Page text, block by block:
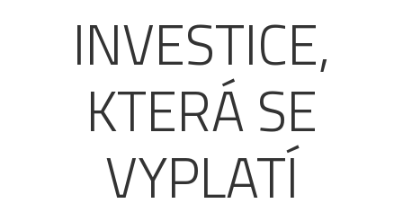
INVESTICE,
KTERÁ SE
VYPLATÍ